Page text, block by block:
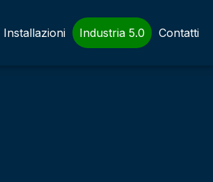
Installazioni Industria 5.0 Contatti